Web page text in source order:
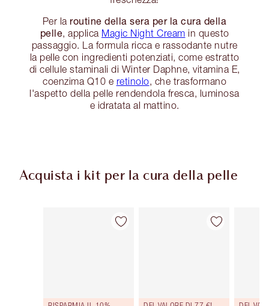
Per la routine della sera per la cura della
pelle, applica Magic Night Cream in questo
passaggio. La formula ricca e rassodante nutre
la pelle con ingredienti potenziati, come estratto
di cellule staminali di Winter Daphne, vitamina E,
coenzima Q10 e retinolo, che trasformano
l'aspetto della pelle rendendola fresca, luminosa
e idratata al mattino.
Acquista i kit per la cura della pelle
Articolo 1 di 54 Articolo 2 di 54